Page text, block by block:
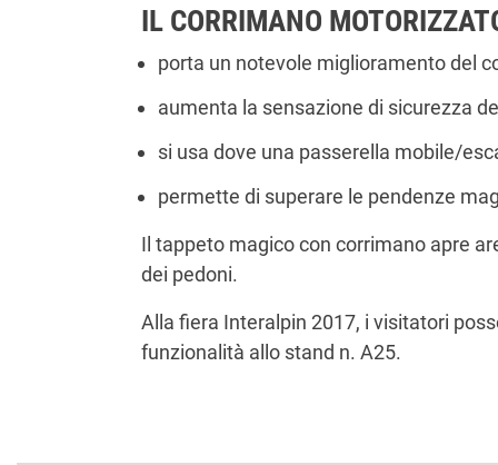
IL CORRIMANO
porta un notevole miglioramento del
aumenta la sensazione di sicurezza
si usa dove una passerella mobile/
permette di superare le pendenze
Il tappeto magico con corrimano apre
dei pedoni.
Alla fiera Interalpin 2017, i visitatori
funzionalità allo stand n. A25.